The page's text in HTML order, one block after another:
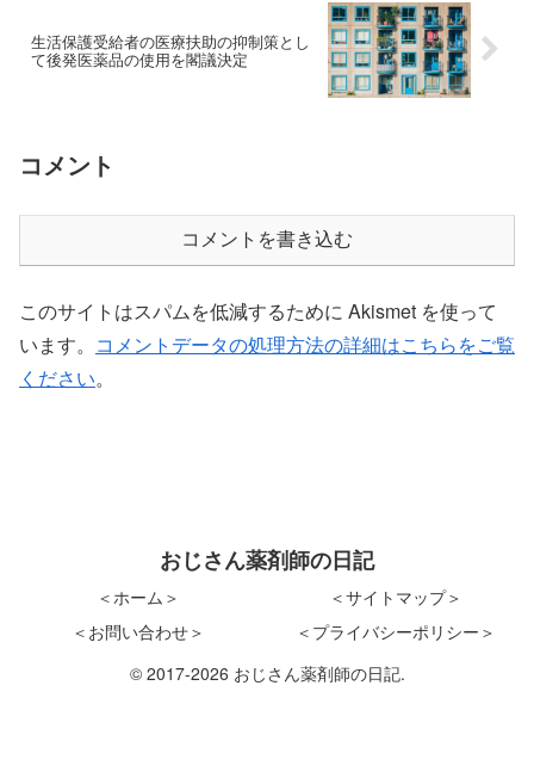
生活保護受給者の医療扶助の抑制策とし
て後発医薬品の使用を閣議決定
コメント
コメントを書き込む
このサイトはスパムを低減するために Akismet を使って
います。 コメントデータの処理方法の詳細はこちらをご覧
ください。
おじさん薬剤師の日記
＜ホーム＞
＜サイトマップ＞
＜お問い合わせ＞
＜プライバシーポリシー＞
© 2017-2026 おじさん薬剤師の日記.